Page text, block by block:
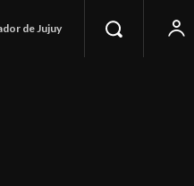
de Jujuy